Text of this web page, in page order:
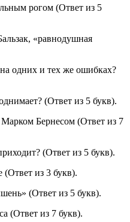
рогом (Ответ из 5
«равнодушная
одних и тех же ошибках?
(Ответ из 5 букв).
Бернесом (Ответ из 7
(Ответ из 5 букв).
(Ответ из 3 букв).
(Ответ из 5 букв).
(Ответ из 7 букв).